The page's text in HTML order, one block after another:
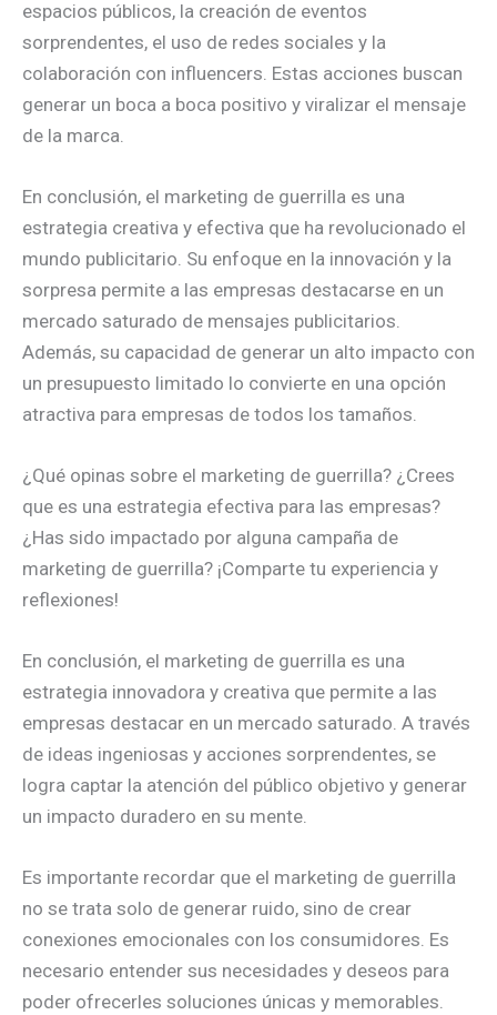
espacios públicos, la creación de eventos
sorprendentes, el uso de redes sociales y la
colaboración con influencers. Estas acciones buscan
generar un boca a boca positivo y viralizar el mensaje
de la marca.
En conclusión, el marketing de guerrilla es una
estrategia creativa y efectiva que ha revolucionado el
mundo publicitario. Su enfoque en la innovación y la
sorpresa permite a las empresas destacarse en un
mercado saturado de mensajes publicitarios.
Además, su capacidad de generar un alto impacto con
un presupuesto limitado lo convierte en una opción
atractiva para empresas de todos los tamaños.
¿Qué opinas sobre el marketing de guerrilla? ¿Crees
que es una estrategia efectiva para las empresas?
¿Has sido impactado por alguna campaña de
marketing de guerrilla? ¡Comparte tu experiencia y
reflexiones!
En conclusión, el marketing de guerrilla es una
estrategia innovadora y creativa que permite a las
empresas destacar en un mercado saturado. A través
de ideas ingeniosas y acciones sorprendentes, se
logra captar la atención del público objetivo y generar
un impacto duradero en su mente.
Es importante recordar que el marketing de guerrilla
no se trata solo de generar ruido, sino de crear
conexiones emocionales con los consumidores. Es
necesario entender sus necesidades y deseos para
poder ofrecerles soluciones únicas y memorables.